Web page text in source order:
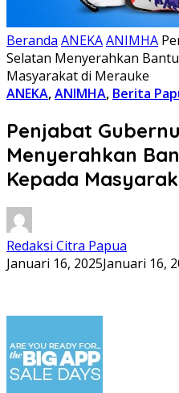
Beranda ANEKAANIMHA
Selatan Menyerahkan
Masyarakat di Merauke
ANEKA,ANIMHA, Berita
Penjabat
Menyerahkan
Kepada
Redaksi Citra Papua
Januari 16, 2025Januari 16,